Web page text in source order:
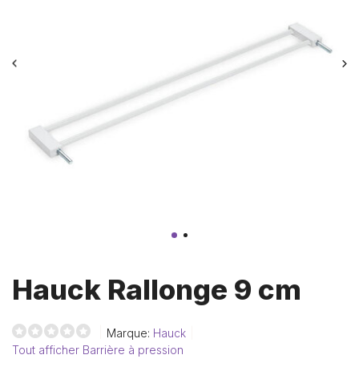
Hauck Rallonge 9 cm
Marque: Hauck
Tout afficher Barrière à pression